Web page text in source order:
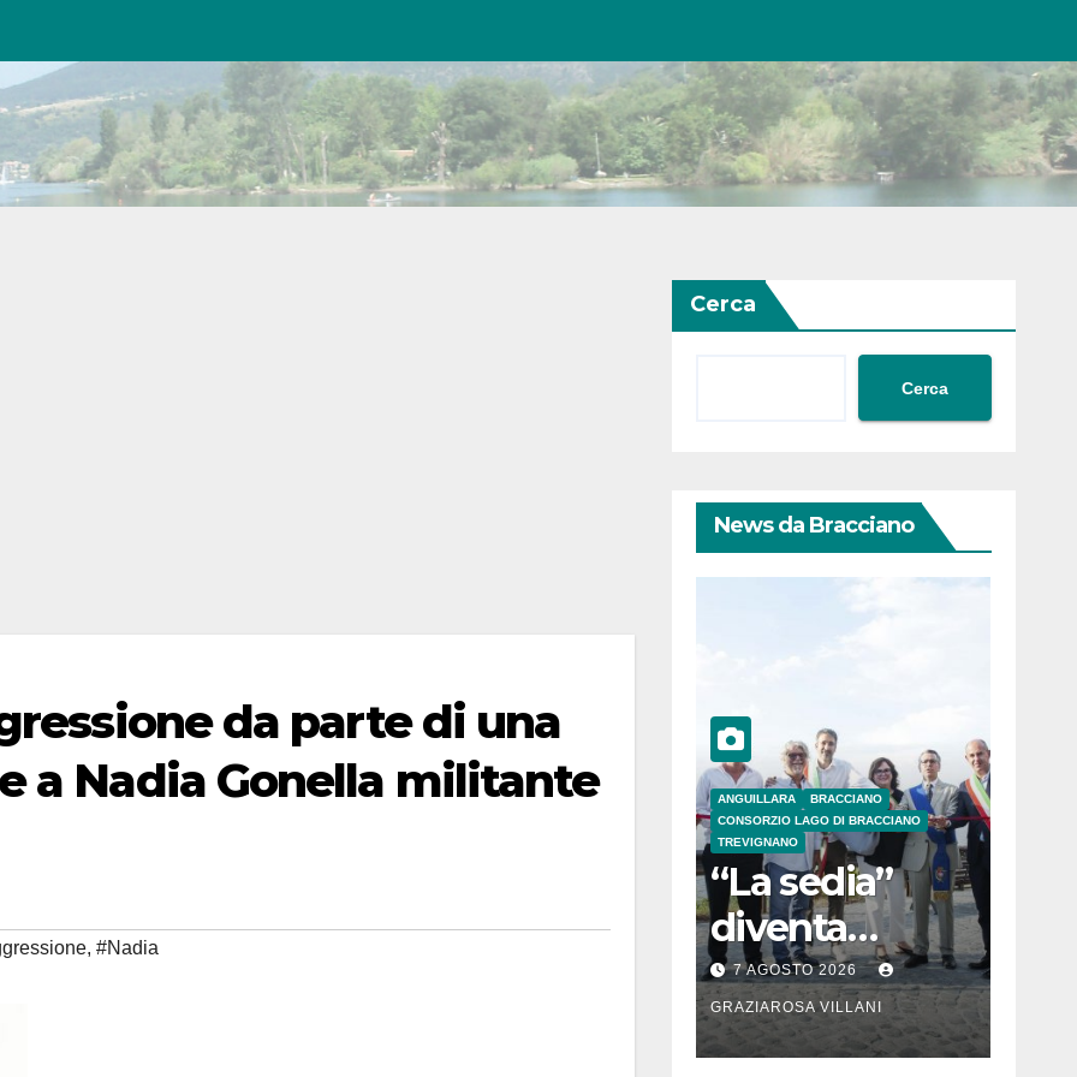
da parte di una
a Nadia Gonella militante
, #Nadia
Cerca
Cerca
News da Bracciano
ANGUILLARA
BRACCIANO
CONSORZIO LAGO DI BRACCIANO
TREVIGNANO
“La sedia”
diventa
Belvedere sul
lago di
Bracciano: ieri
7 AGOSTO 2026
GRAZIAROSA VILLANI